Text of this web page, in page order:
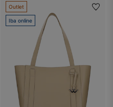
Outlet
Iba online